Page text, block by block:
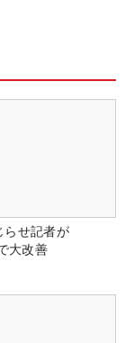
らせ記者が
大改善